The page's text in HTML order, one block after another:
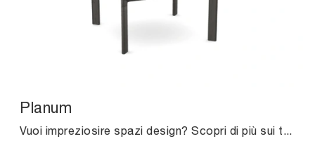
Planum
Vuoi impreziosire spazi design? Scopri di più sui tavoli design fissi: il modello da pranzo Planum ti sta aspettando.